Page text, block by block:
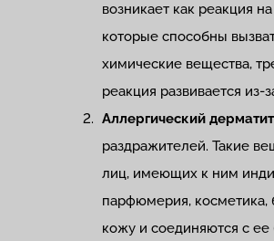
возникает как реакция
которые способны
химические вещества,
реакция развивается
Аллергический дерматит
раздражителей. Такие
лиц, имеющих к ним
парфюмерия, косметика,
кожу и соединяются с